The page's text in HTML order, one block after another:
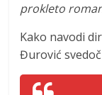
prokleto
Kako navodi
Đurović